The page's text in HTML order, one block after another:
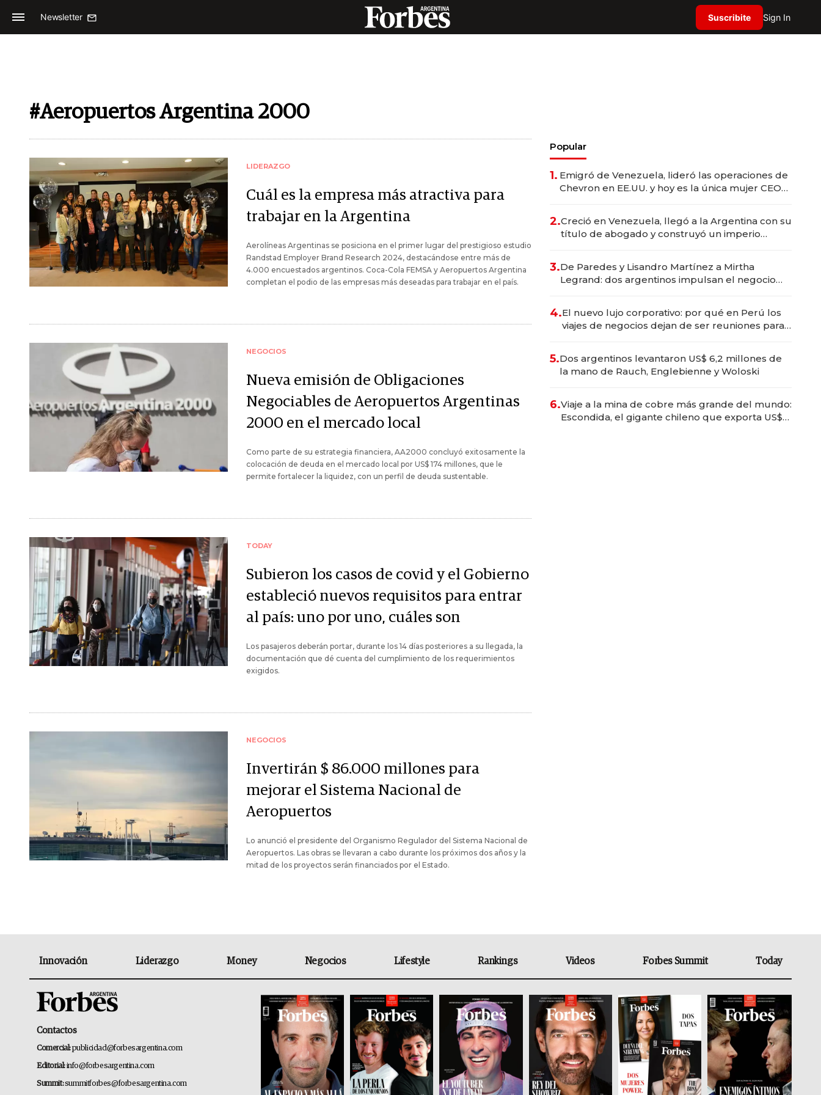
Newsletter Suscribite Sign In
#Aeropuertos Argentina 2000
LIDERAZGO
Cuál es la empresa más atractiva para
trabajar en la Argentina
Aerolíneas Argentinas se posiciona en el primer lugar del prestigioso estudio
Randstad Employer Brand Research 2024, destacándose entre más de
4.000 encuestados argentinos. Coca-Cola FEMSA y Aeropuertos Argentina
completan el podio de las empresas más deseadas para trabajar en el país.
NEGOCIOS
Nueva emisión de Obligaciones
Negociables de Aeropuertos Argentinas
2000 en el mercado local
Como parte de su estrategia financiera, AA2000 concluyó exitosamente la
colocación de deuda en el mercado local por US$ 174 millones, que le
permite fortalecer la liquidez, con un perfil de deuda sustentable.
TODAY
Subieron los casos de covid y el Gobierno
estableció nuevos requisitos para entrar
al país: uno por uno, cuáles son
Los pasajeros deberán portar, durante los 14 días posteriores a su llegada, la
documentación que dé cuenta del cumplimiento de los requerimientos
exigidos.
NEGOCIOS
Invertirán $ 86.000 millones para
mejorar el Sistema Nacional de
Aeropuertos
Lo anunció el presidente del Organismo Regulador del Sistema Nacional de
Aeropuertos. Las obras se llevaran a cabo durante los próximos dos años y la
mitad de los proyectos serán financiados por el Estado.
Popular
1. Emigró de Venezuela, lideró las operaciones de
Chevron en EE.UU. y hoy es la única mujer CEO
2.Creció en Venezuela, llegó a la Argentina con su
título de abogado y construyó un imperio
3.De Paredes y Lisandro Martínez a Mirtha
Legrand: dos argentinos impulsan el negocio
4.El nuevo lujo corporativo: por qué en Perú los
viajes de negocios dejan de ser reuniones para
5.Dos argentinos levantaron US$ 6,2 millones de
la mano de Rauch, Englebienne y Woloski
6.Viaje a la mina de cobre más grande del mundo:
Escondida, el gigante chileno que exporta US$
Innovación Liderazgo Money Negocios Lifestyle Rankings Videos Forbes Summit Today
Contactos
Comercial:publicidad@forbesargentina.com
Editorial:info@forbesargentina.com
Summit:summitforbes@forbesargentina.com